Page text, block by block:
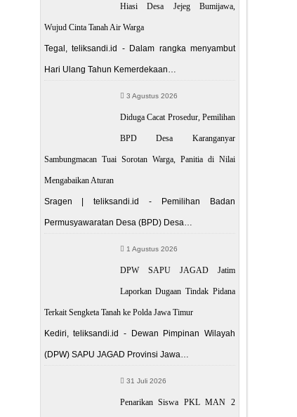
Hiasi Desa Jejeg Bumijawa,
Wujud Cinta Tanah Air Warga
Tegal, teliksandi.id - Dalam rangka menyambut
Hari Ulang Tahun Kemerdekaan…
3 Agustus 2026
Diduga Cacat Prosedur, Pemilihan
BPD Desa Karanganyar
Sambungmacan Tuai Sorotan Warga, Panitia di Nilai
Mengabaikan Aturan
Sragen | teliksandi.id - Pemilihan Badan
Permusyawaratan Desa (BPD) Desa…
1 Agustus 2026
DPW SAPU JAGAD Jatim
Laporkan Dugaan Tindak Pidana
Terkait Sengketa Tanah ke Polda Jawa Timur
Kediri, teliksandi.id - Dewan Pimpinan Wilayah
(DPW) SAPU JAGAD Provinsi Jawa…
31 Juli 2026
Penarikan Siswa PKL MAN 2